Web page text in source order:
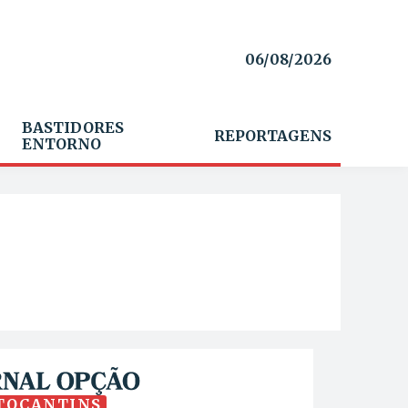
06/08/2026
BASTIDORES
ENTORNO
REPORTAGENS